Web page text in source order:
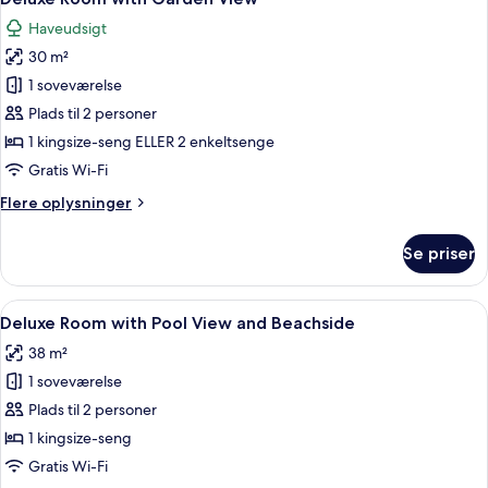
alle
billeder
af
Deluxe
Room
with
Garden
Haveudsigt
30 m²
1 soveværelse
Plads til 2 personer
1 kingsize-seng ELLER 2 enkeltsenge
Gratis Wi-Fi
Flere oplysninger
Flere
Room
with
Garden
Se priser
Indlæs
alle
billeder
af
Deluxe
Room
with
Et hotelværelse med en stor seng,
12
Deluxe Room with Pool View and Beachside
38 m²
1 soveværelse
Plads til 2 personer
1 kingsize-seng
Gratis Wi-Fi